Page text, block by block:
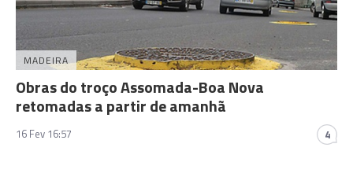
MADEIRA
Obras do troço Assomada-Boa Nova
retomadas a partir de amanhã
16 Fev 16:57 4